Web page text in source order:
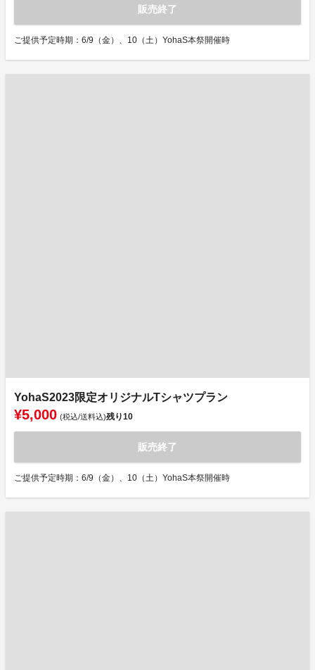
販売終了
ご提供予定時期：6/9（金）、10（土）YohaS本祭開催時
YohaS2023限定オリジナルTシャツプラン
¥5,000 (税込/送料込)残り10
販売終了
ご提供予定時期：6/9（金）、10（土）YohaS本祭開催時